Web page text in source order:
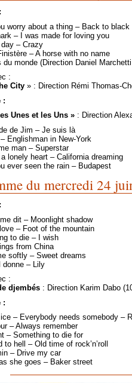
worry about a thing – Back to black
– I was made for loving you
– Crazy
– A horse with no name
du monde (Direction Daniel
:
City » : Direction Rémi Thomas-
:
Unes et les Uns » : Direction
de Jim – Je suis là
Englishman in New-York
man – Superstar
lonely heart – California dreaming
ever seen the rain – Budapest
du mercredi 24
dit – Moonlight shadow
– Foot of the mountain
to die – I wish
from China
softly – Sweet dreams
donne – Lily
:
djembés : Direction Karim Dabo
:
– Everybody needs somebody –
– Always remember
– Something to die for
to hell – Old time of rock’n’roll
– Drive my car
she goes – Baker street